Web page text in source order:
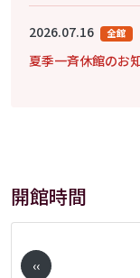
2026.07.16 全館
夏季一斉休館のお
開館時間
ページ送り
‹‹